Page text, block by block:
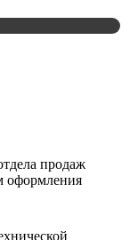
продаж
оформления